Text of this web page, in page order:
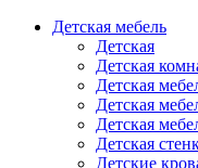
Детская мебель
Детская
Детская
Детская
Детская
Детская
Детская
Детские